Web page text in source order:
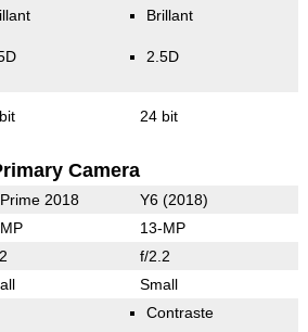
Brillant
2.5D
24 bit
Camera
2018 Y6 (2018)
13-MP
f/2.2
Small
Contraste